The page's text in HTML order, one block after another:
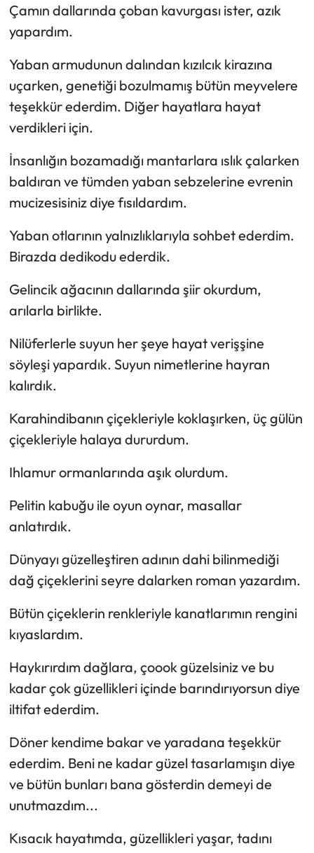
Çamın dallarında çoban kavurgası ister, azık
yapardım.
Yaban armudunun dalından kızılcık kirazına
uçarken, genetiği bozulmamış bütün meyvelere
teşekkür ederdim. Diğer hayatlara hayat
verdikleri için.
İnsanlığın bozamadığı mantarlara ıslık çalarken
baldıran ve tümden yaban sebzelerine evrenin
mucizesisiniz diye fısıldardım.
Yaban otlarının yalnızlıklarıyla sohbet ederdim.
Birazda dedikodu ederdik.
Gelincik ağacının dallarında şiir okurdum,
arılarla birlikte.
Nilüferlerle suyun her şeye hayat verişşine
söyleşi yapardık. Suyun nimetlerine hayran
kalırdık.
Karahindibanın çiçekleriyle koklaşırken, üç gülün
çiçekleriyle halaya dururdum.
Ihlamur ormanlarında aşık olurdum.
Pelitin kabuğu ile oyun oynar, masallar
anlatırdık.
Dünyayı güzelleştiren adının dahi bilinmediği
dağ çiçeklerini seyre dalarken roman yazardım.
Bütün çiçeklerin renkleriyle kanatlarımın rengini
kıyaslardım.
Haykırırdım dağlara, çoook güzelsiniz ve bu
kadar çok güzellikleri içinde barındırıyorsun diye
iltifat ederdim.
Döner kendime bakar ve yaradana teşekkür
ederdim. Beni ne kadar güzel tasarlamışın diye
ve bütün bunları bana gösterdin demeyi de
unutmazdım...
Kısacık hayatımda, güzellikleri yaşar, tadını
Turizm
Uğurludağ Haberleri
Yaşam
Yayla Haber
Yemek Tarifleri
Yerel Haberler